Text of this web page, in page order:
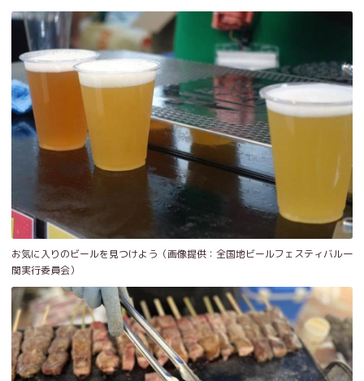
お気に入りのビールを見つけよう（画像提供：全国地ビールフェスティバル一
関実行委員会）